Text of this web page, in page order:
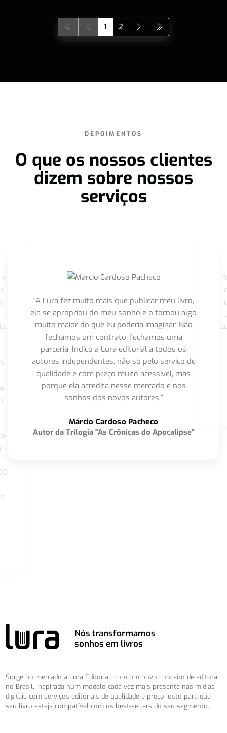
1 2
DEPOIMENTOS
O que os nossos clientes
dizem sobre nossos
serviços
“A Lura fez muito mais que publicar meu livro,
ela se apropriou do meu sonho e o tornou algo
muito maior do que eu poderia imaginar. Não
fechamos um contrato, fechamos uma
parceria. Indico a Lura editorial a todos os
autores independentes, não só pelo serviço de
qualidade e com preço muito acessível, mas
porque ela acredita nesse mercado e nos
sonhos dos novos autores.”
Márcio Cardoso Pacheco
Autor da Trilogia "As Crônicas do Apocalipse"
Nós transformamos
sonhos em livros
Surge no mercado a Lura Editorial, com um novo conceito de editora
no Brasil, inspirada num modelo cada vez mais presente nas mídias
digitais com serviços editoriais de qualidade e preço justo para que
seu livro esteja compatível com os best-sellers do seu segmento.